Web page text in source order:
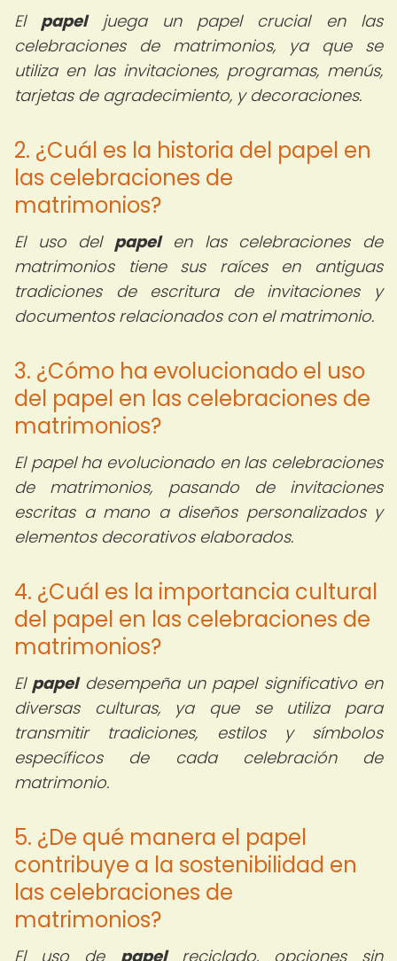
El papeljuega un papel crucial en las
celebraciones de matrimonios, ya que se
utiliza en las invitaciones, programas, menús,
tarjetas de agradecimiento, y decoraciones.
2. ¿Cuál es la historia del papel en
las celebraciones de
matrimonios?
El uso del papelen las celebraciones de
matrimonios tiene sus raíces en antiguas
tradiciones de escritura de invitaciones y
documentos relacionados con el matrimonio.
3. ¿Cómo ha evolucionado el uso
del papel en las celebraciones de
matrimonios?
El papel ha evolucionado en las celebraciones
de matrimonios, pasando de invitaciones
escritas a mano a diseños personalizados y
elementos decorativos elaborados.
4. ¿Cuál es la importancia cultural
del papel en las celebraciones de
matrimonios?
El papeldesempeña un papel significativo en
diversas culturas, ya que se utiliza para
transmitir tradiciones, estilos y símbolos
específicos de cada celebración de
matrimonio.
5. ¿De qué manera el papel
contribuye a la sostenibilidad en
las celebraciones de
matrimonios?
El uso de papelreciclado, opciones sin